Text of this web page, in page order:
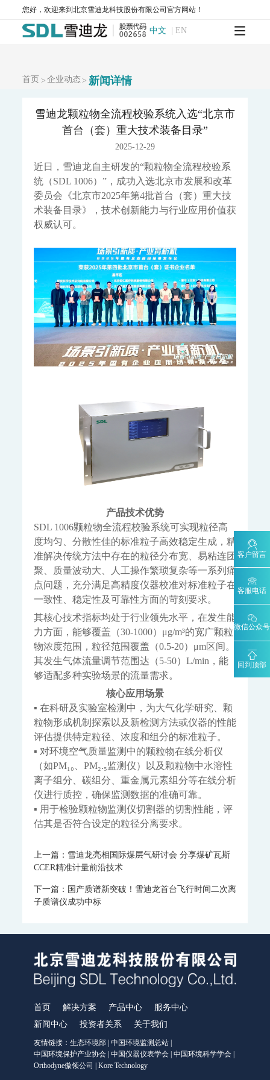
您好，欢迎来到北京雪迪龙科技股份有限公司官方网站！
中文 | EN
AQMS-900VC-环境空气挥发性有机物在线监测系统
AQMS-900VF-环境空气甲醛在线监测系统
AQMS-900TOFMS-多通道飞行时间质谱在线监测系统
WQMS-900AI-数智化水质在线监测系统
WQMS-900-固定式水质自动监测系统
WQMS-900E-简易式水质自动监测系统
WQMS-900S-小型式水质自动监测系统
WQMS-900F-浮标式水质自动监测系统
WCS-900W-水质移动监测系统
MODEL 9811-高锰酸盐指数水质在线自动监测仪
MODEL 9870-水质自动采样器
MODEL 2000-五参数水质在线自动监测仪
MODEL 9001-叶绿素a水质在线自动监测仪
污染源水质监测系统
WWMS-900AI-数智化污染源水质在线监测系统
WWMS-900-污染源水质在线监测系统
MODEL 9810-化学需氧量（CODcr）水质在线自动监测仪
MODEL 9820-氨氮水质在线自动监测仪
MODEL 9840-总磷水质在线自动监测仪
MODEL 9850-总氮水质在线自动监测仪
MODEL 2000-pH-水质在线自动监测仪
水质特征因子在线分析仪
WQMS-900HM-水中多参数重金属（XRF）在线监测系统
大气污染防治决策支持平台
水污染防治决策支持平台
城市环境应急指挥管理平台
智能环境综合监控平台
园区安全环保应急一体化监管平台
碳监测碳计量
碳排放监测系统
SCS-900/900C GHG-智能碳排放在线计量监测系统
SCS-900M-船舶碳排放在线计量监测系统
温室气体监测系统
AQMS-900GHG-大气温室气体监测系统
AQMS-1100GHG-微型温室气体监测仪
T1320-气体滤波相关红外吸收法二氧化碳分析仪
碳计量数据管理系统
MODEL 2051-数字可信认证终端
KYS-2000-CCER项目碳计量专用智能数据管理系统
碳监测碳计量管理平台
碳账户管理平台 CCER碳减排量核算系统
工业过程分析
MODEL 6000系列色谱分析仪
MODEL 6000Ex-防爆工业气相色谱仪 MODEL 6000-色谱分析仪
MODEL 1080系列气体分析仪
MODEL 1080-红外分析仪
MODEL 1080-UV-紫外分析仪
MODEL 1080-PO-磁氧分析仪
MODEL 1080-TCH-热导分析仪
MODEL 4030系列激光分析仪
MODEL 4030Ex-激光气体分析仪
FID500/600系列-色谱分析仪
DID500/600系列-色谱分析仪
TCD-500-热导检测器色谱仪
FID系列-ORTHOPure HDID-ppt-ppb-ppm
IR8000-红外分析仪 OPM8000-磁氧分析仪
TCD8000-热导分析仪
OZR8000-微量氧分析仪
THC8000-总碳氢分析仪 AZ8000-微量氮分析仪
普通/防爆型分析小屋
科学仪器
飞行时间二次离子质谱仪
SurfaceSeer I-飞行时间二次离子质谱仪
客户留言
客服电话
微信公众号
回到顶部
首页 > 企业动态> 新闻详情
雪迪龙颗粒物全流程校验系统入选“北京市
首台（套）重大技术装备目录”
2025-12-29
近日，雪迪龙自主研发的“颗粒物全流程校验系
统（SDL 1006）”，成功入选北京市发展和改革
委员会《北京市2025年第4批首台（套）重大技
术装备目录》，技术创新能力与行业应用价值获
权威认可。
产品技术优势
SDL 1006颗粒物全流程校验系统可实现粒径高
度均匀、分散性佳的标准粒子高效稳定生成，精
准解决传统方法中存在的粒径分布宽、易粘连团
聚、质量波动大、人工操作繁琐复杂等一系列痛
点问题，充分满足高精度仪器校准对标准粒子在
一致性、稳定性及可靠性方面的苛刻要求。
其核心技术指标均处于行业领先水平，在发生能
力方面，能够覆盖（30-1000）μg/m³的宽广颗粒
物浓度范围，粒径范围覆盖（0.5-20）μm区间。
其发生气体流量调节范围达（5-50）L/min，能
够适配多种实验场景的流量需求。
核心应用场景
▪ 在科研及实验室检测中，为大气化学研究、颗
粒物形成机制探索以及新检测方法或仪器的性能
评估提供特定粒径、浓度和组分的标准粒子。
▪ 对环境空气质量监测中的颗粒物在线分析仪
（如PM₁₀、PM₂.₅监测仪）以及颗粒物中水溶性
离子组分、碳组分、重金属元素组分等在线分析
仪进行质控，确保监测数据的准确可靠。
▪ 用于检验颗粒物监测仪切割器的切割性能，评
估其是否符合设定的粒径分离要求。
上一篇：雪迪龙亮相国际煤层气研讨会 分享煤矿瓦斯
CCER精准计量前沿技术
下一篇：国产质谱新突破！雪迪龙首台飞行时间二次离
子质谱仪成功中标
首页 解决方案 产品中心
服务中心
新闻中心
投资者关系 关于我们
友情链接： 生态环境部 | 中国环境监测总站 |
中国环境保护产业协会 | 中国仪器仪表学会 | 中国环境科学学会 |
Orthodyne傲领公司 | Kore Technology